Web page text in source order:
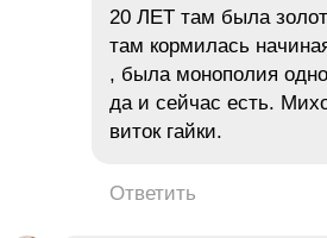
20 ЛЕТ там была
там кормилась
, была монополия
да и сейчас есть.
виток гайки.
Ответить